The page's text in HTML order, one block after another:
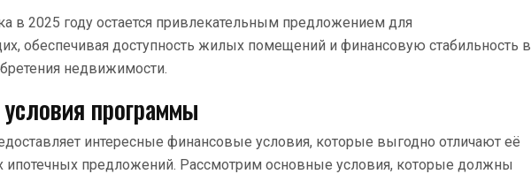
в 2025 году остается привлекательным предложением для
обеспечивая доступность жилых помещений и финансовую стабильность в
недвижимости.
программы
интересные финансовые условия, которые выгодно отличают её
ипотечных предложений. Рассмотрим основные условия, которые должны